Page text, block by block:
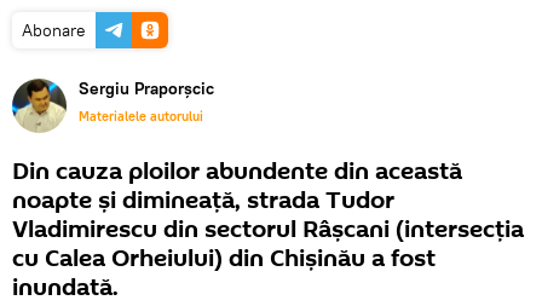
Abonare
Sergiu Praporșcic
Materialele autorului
Din cauza ploilor abundente din această
noapte și dimineață, strada Tudor
Vladimirescu din sectorul Râșcani (intersecția
cu Calea Orheiului) din Chișinău a fost
inundată.